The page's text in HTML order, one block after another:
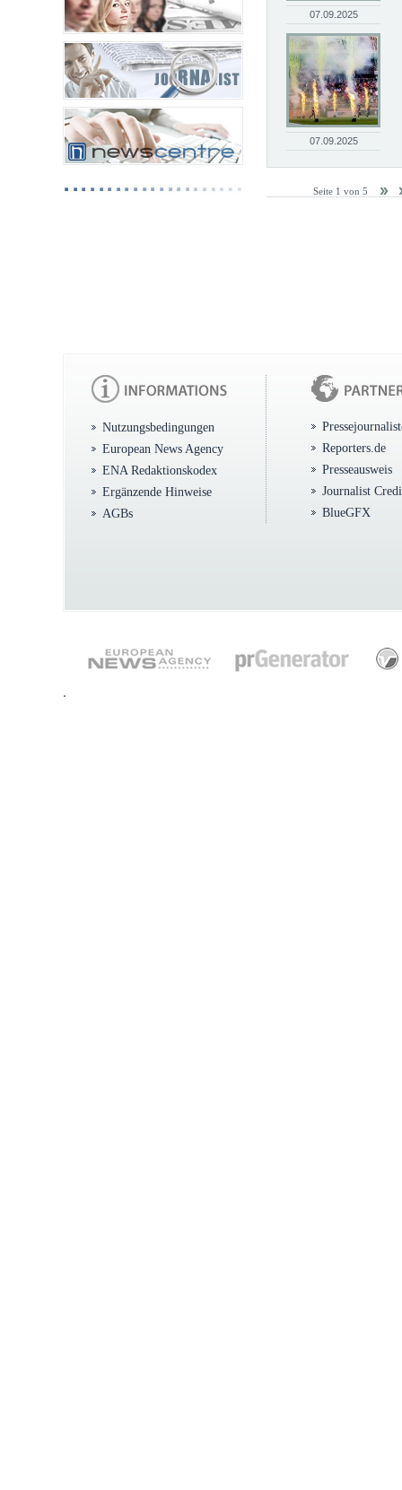
07.09.2025
07.09.2025
Seite 1 von 5
Nutzungsbedingungen
European News Agency
ENA Redaktionskodex
Ergänzende Hinweise
AGBs
Reporters.de
Presseausweis
Journalist
BlueGFX
.